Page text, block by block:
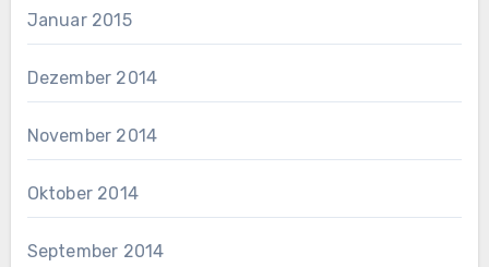
Januar 2015
Dezember 2014
November 2014
Oktober 2014
September 2014